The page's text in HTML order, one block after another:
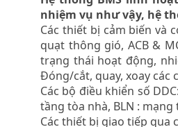
nhiệm vụ như vậy, hệ
Các thiết bị cảm biến và
quạt thông gió, ACB &
trạng thái hoạt động,
Đóng/cắt, quay, xoay các
Các bộ điều khiển số
tầng tòa nhà, BLN :
Các thiết bị giao tiếp qua